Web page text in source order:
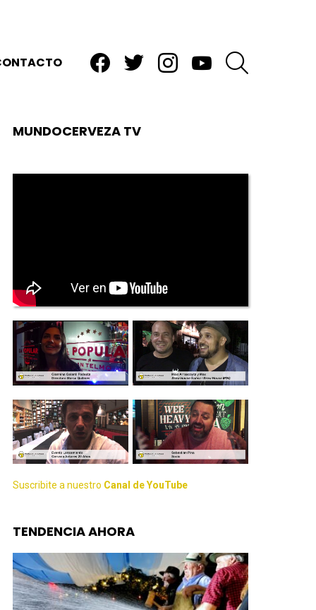
MUNDOCERVEZA TV
Suscribite a nuestro Canal de YouTube
TENDENCIA AHORA